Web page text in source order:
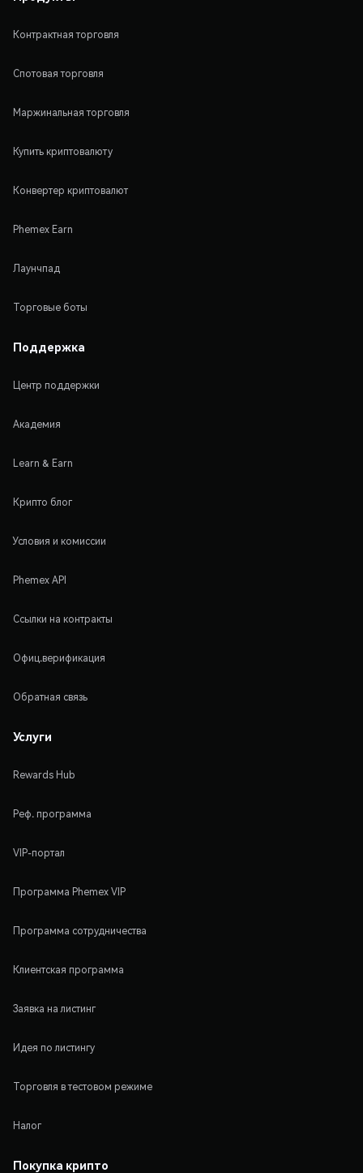
Контрактная торговля
Спотовая торговля
Маржинальная торговля
Купить криптовалюту
Конвертер криптовалют
Phemex Earn
Лаунчпад
Торговые боты
Поддержка
Центр поддержки
Академия
Learn & Earn
Крипто блог
Условия и комиссии
Phemex API
Ссылки на контракты
Офиц.верификация
Обратная связь
Услуги
Rewards Hub
Реф. программа
VIP-портал
Программа Phemex VIP
Программа сотрудничества
Клиентская программа
Заявка на листинг
Идея по листингу
Торговля в тестовом режиме
Налог
Покупка крипто